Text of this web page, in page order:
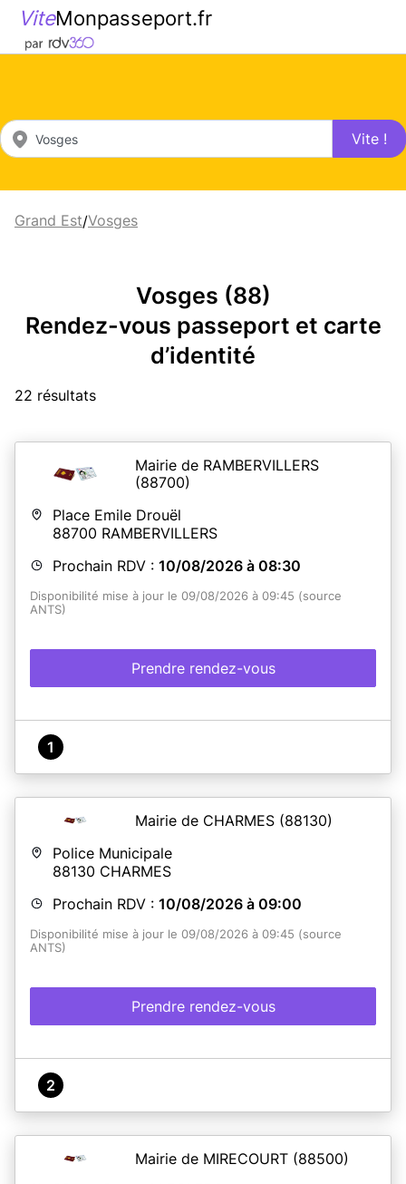
ViteMonpasseport.fr
Vite !
Grand Est/Vosges
Vosges (88)
Rendez-vous passeport et carte
d’identité
22 résultats
Mairie de RAMBERVILLERS
(88700)
Place Emile Drouël
88700 RAMBERVILLERS
Prochain RDV : 10/08/2026 à 08:30
Disponibilité mise à jour le 09/08/2026 à 09:45 (source
ANTS)
Prendre rendez-vous
1
Mairie de CHARMES (88130)
Police Municipale
88130 CHARMES
Prochain RDV : 10/08/2026 à 09:00
Disponibilité mise à jour le 09/08/2026 à 09:45 (source
ANTS)
Prendre rendez-vous
2
Mairie de MIRECOURT (88500)